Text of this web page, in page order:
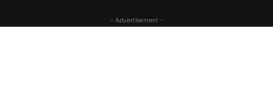
- Advertisement -